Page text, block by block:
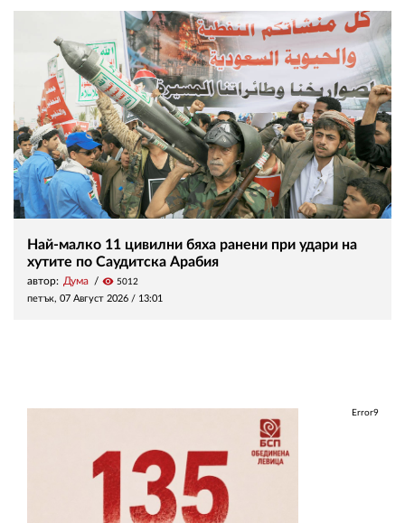
Най-малко 11 цивилни бяха ранени при удари на
хутите по Саудитска Арабия
автор: Дума visibility 5012
петък, 07 Август 2026 / 13:01
Error9